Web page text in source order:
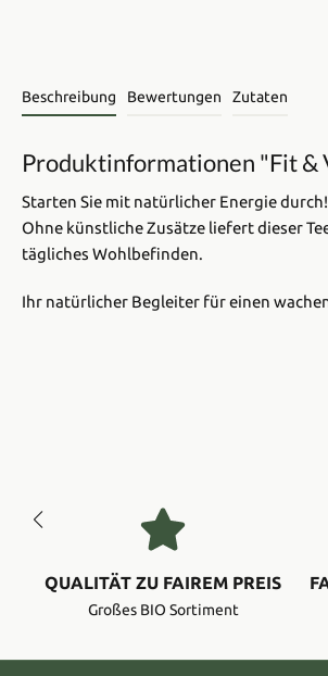
Beschreibung Bewertungen Zutaten
Produktinformationen "Fit &
Starten Sie mit natürlicher Energie
Ohne künstliche Zusätze liefert dieser
tägliches Wohlbefinden.
Ihr natürlicher Begleiter für einen
QUALITÄT ZU FAIREM PREIS
Großes BIO Sortiment